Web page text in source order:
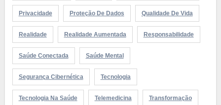
Privacidade Proteção De Dados Qualidade De Vida
Realidade Realidade Aumentada Responsabilidade
Saúde Conectada Saúde Mental
Segurança Cibernética Tecnologia
Tecnologia Na Saúde Telemedicina Transformação